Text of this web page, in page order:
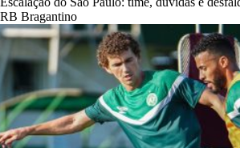
RB Bragantino